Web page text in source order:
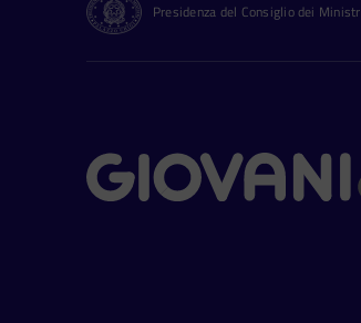
Presidenza del Consiglio dei
Contatti